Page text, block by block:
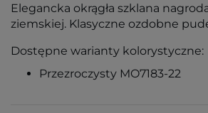
Elegancka okrągła szklana
ziemskiej. Klasyczne ozdobne
Dostępne warianty kolorystyczne:
Przezroczysty MO7183-22